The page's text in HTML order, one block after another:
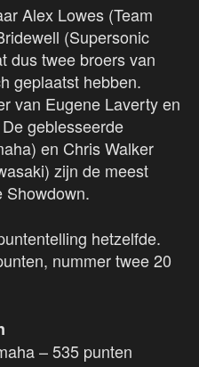
Alex Lowes (Team
(Supersonic
dus twee broers van
geplaatst hebben.
van Eugene Laverty en
geblesseerde
en Chris Walker
zijn de meest
Showdown.
hetzelfde.
nummer twee 20
– 535 punten